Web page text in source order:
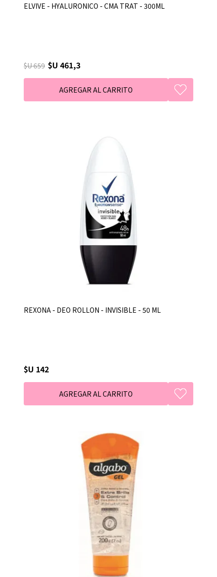
ELVIVE - HYALURONICO - CMA TRAT - 300ML
$U 659 $U 461,3
REXONA - DEO ROLLON - INVISIBLE - 50 ML
$U 142